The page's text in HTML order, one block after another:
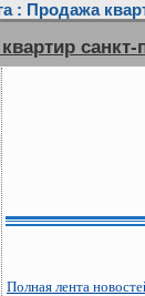
: Продажа
санкт-
Полная лента